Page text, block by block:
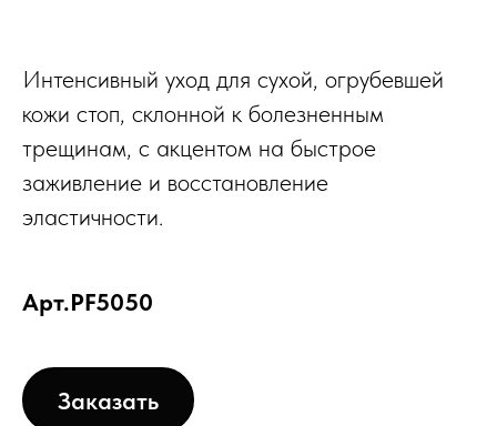
Интенсивный уход для сухой, огрубевшей
кожи стоп, склонной к болезненным
трещинам, с акцентом на быстрое
заживление и восстановление
эластичности.
Арт.PF5050
Заказать